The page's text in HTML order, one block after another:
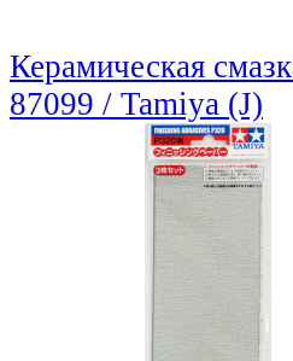
Керамическая
87099 / Tamiya (J)